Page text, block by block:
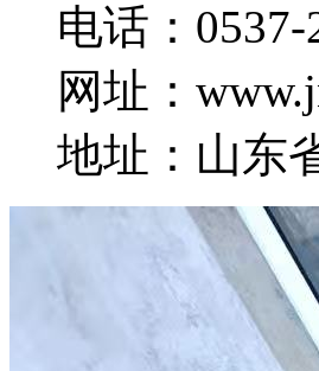
电话：0537-
网址：
地址：山东